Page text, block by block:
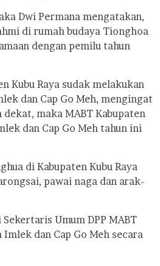
Dwi Permana mengatakan,
di rumah budaya Tionghoa
dengan pemilu tahun
Kubu Raya sudak melakukan
dan Cap Go Meh, mengingat
maka MABT Kabupaten
dan Cap Go Meh tahun ini
di Kabupaten Kubu Raya
pawai naga dan arak-
Umum DPP MABT
dan Cap Go Meh secara